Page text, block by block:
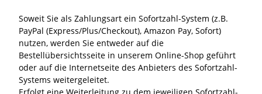
Soweit Sie als Zahlungsart ein Sofortzahl-System (z.B.
PayPal (Express/Plus/Checkout), Amazon Pay, Sofort)
nutzen, werden Sie entweder auf die
Bestellübersichtsseite in unserem Online-Shop geführt
oder auf die Internetseite des Anbieters des Sofortzahl-
Systems weitergeleitet.